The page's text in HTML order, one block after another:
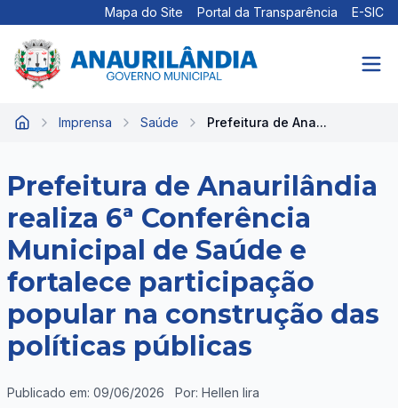
Mapa do Site Portal da Transparência E-SIC
Início Imprensa Saúde Prefeitura de Ana...
Prefeitura de Anaurilândia
realiza 6ª Conferência
Municipal de Saúde e
fortalece participação
popular na construção das
políticas públicas
Publicado em: 09/06/2026 Por: Hellen lira